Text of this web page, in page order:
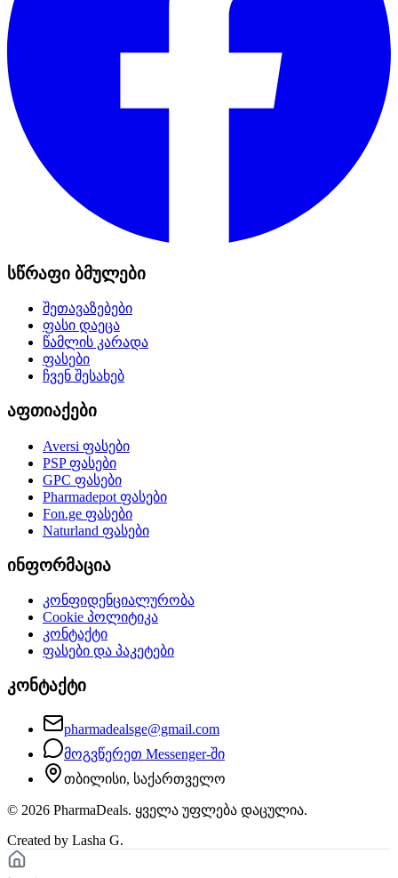
სწრაფი ბმულები
შეთავაზებები
ფასი დაეცა
წამლის კარადა
ფასები
ჩვენ შესახებ
აფთიაქები
Aversi ფასები
PSPფასები
GPC ფასები
Pharmadepot ფასები
Fon.ge ფასები
Naturland ფასები
ინფორმაცია
კონფიდენციალურობა
Cookie პოლიტიკა
კონტაქტი
ფასები და პაკეტები
კონტაქტი
pharmadealsge@gmail.com
მოგვწერეთ Messenger-ში
თბილისი, საქართველო
© 2026 PharmaDeals. ყველა უფლება დაცულია.
Created by Lasha G.